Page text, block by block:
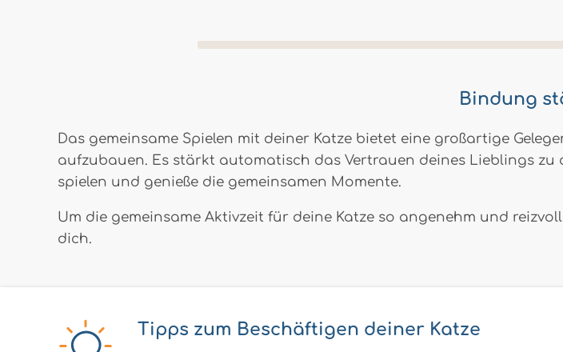
Bindung
Das gemeinsame Spielen mit deiner Katze bietet eine großartige
aufzubauen. Es stärkt automatisch das Vertrauen deines Lieblings zu
spielen und genieße die gemeinsamen Momente.
Um die gemeinsame Aktivzeit für deine Katze so angenehm und
dich.
Tipps zum Beschäftigen deiner Katze